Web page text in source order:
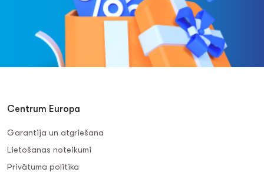
Centrum Europa
Garantija un atgriešana
Lietošanas noteikumi
Privātuma politika